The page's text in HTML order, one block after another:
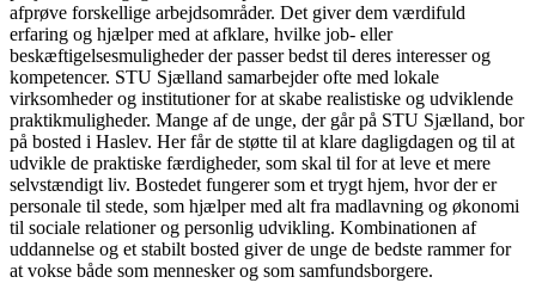
afprøve forskellige arbejdsområder. Det giver dem værdifuld
erfaring og hjælper med at afklare, hvilke job- eller
beskæftigelsesmuligheder der passer bedst til deres interesser og
kompetencer. STU Sjælland samarbejder ofte med lokale
virksomheder og institutioner for at skabe realistiske og udviklende
praktikmuligheder. Mange af de unge, der går på STU Sjælland, bor
på bosted i Haslev. Her får de støtte til at klare dagligdagen og til at
udvikle de praktiske færdigheder, som skal til for at leve et mere
selvstændigt liv. Bostedet fungerer som et trygt hjem, hvor der er
personale til stede, som hjælper med alt fra madlavning og økonomi
til sociale relationer og personlig udvikling. Kombinationen af
uddannelse og et stabilt bosted giver de unge de bedste rammer for
at vokse både som mennesker og som samfundsborgere.